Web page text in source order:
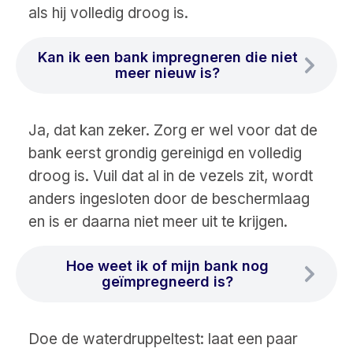
als hij volledig droog is.
Kan ik een bank impregneren die niet
meer nieuw is?
Ja, dat kan zeker. Zorg er wel voor dat de
bank eerst grondig gereinigd en volledig
droog is. Vuil dat al in de vezels zit, wordt
anders ingesloten door de beschermlaag
en is er daarna niet meer uit te krijgen.
Hoe weet ik of mijn bank nog
geïmpregneerd is?
Doe de waterdruppeltest: laat een paar